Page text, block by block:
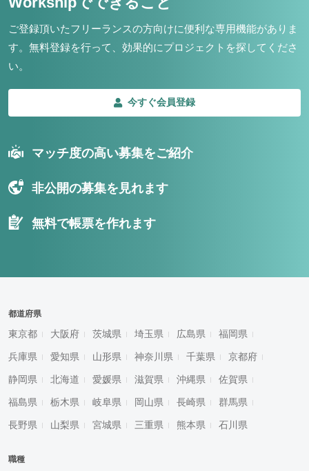
ご登録頂いたフリーランスの方向けに便利な専用機能がありま
す。 無料登録を行って、効果的にプロジェクトを探してくださ
い。
今すぐ会員登録
マッチ度の高い募集をご紹介
非公開の募集を見れます
無料で帳票を作れます
都道府県
東京都 大阪府 茨城県 埼玉県 広島県 福岡県
兵庫県 愛知県 山形県 神奈川県 千葉県 京都府
静岡県 北海道 愛媛県 滋賀県 沖縄県 佐賀県
福島県 栃木県 岐阜県 岡山県 長崎県 群馬県
長野県 山梨県 宮城県 三重県 熊本県 石川県
職種